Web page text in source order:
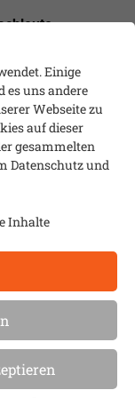
einen
Einige
es uns andere
Webseite zu
auf dieser
gesammelten
Datenschutzund
Inhalte